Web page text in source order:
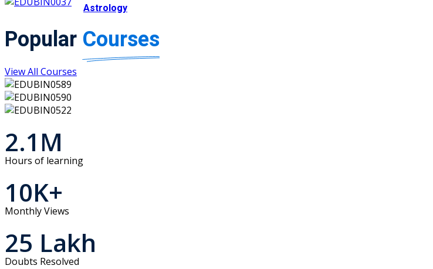
Astrology
Popular Courses
View All Courses
2.1 M
Hours of learning
10K+
Monthly Views
25 Lakh
Doubts Resolved